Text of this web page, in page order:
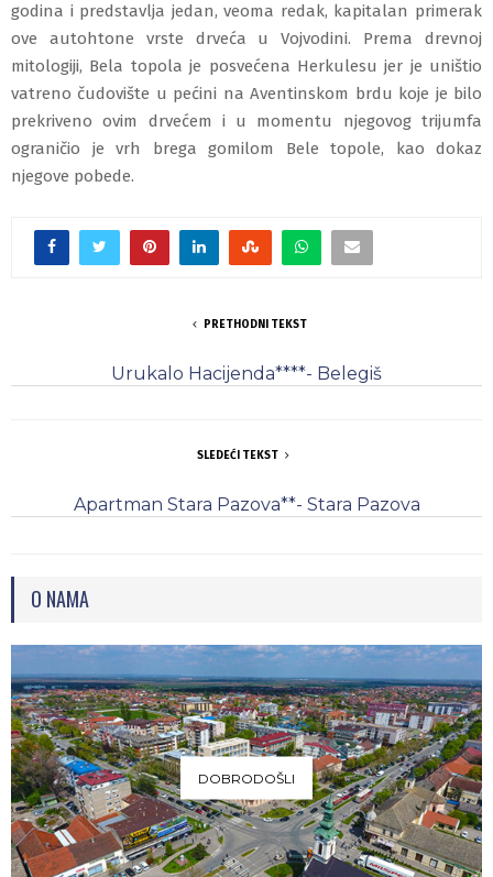
godina i predstavlja jedan, veoma redak, kapitalan primerak
ove autohtone vrste drveća u Vojvodini. Prema drevnoj
mitologiji, Bela topola je posvećena Herkulesu jer je uništio
vatreno čudovište u pećini na Aventinskom brdu koje je bilo
prekriveno ovim drvećem i u momentu njegovog trijumfa
ograničio je vrh brega gomilom Bele topole, kao dokaz
njegove pobede.
PRETHODNI TEKST
Urukalo Hacijenda****- Belegiš
SLEDEĆI TEKST
Apartman Stara Pazova**- Stara Pazova
O NAMA
DOBRODOŠLI